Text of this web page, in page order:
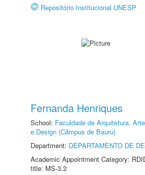
Repositório Institucional UNESP
Fernanda Henriques
School: Faculdade de Arquitetura,
e Design (Câmpus de Bauru)
Department: DEPARTAMENTO DE
Academic Appointment Category:
title: MS-3.2